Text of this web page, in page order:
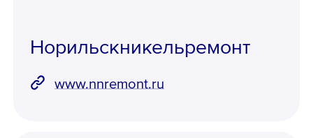
Норильскникельремонт
www.nnremont.ru